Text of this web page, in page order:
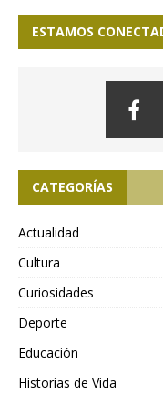
ESTAMOS
CATEGORÍAS
Actualidad
Cultura
Curiosidades
Deporte
Educación
Historias de Vida